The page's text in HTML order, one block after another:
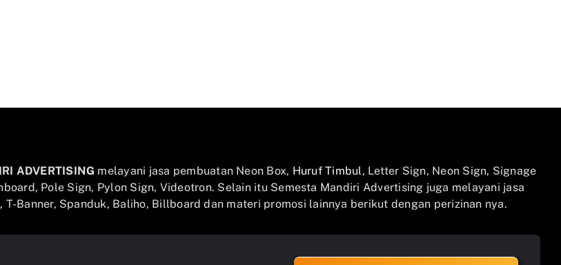
ADVERTISING melayani jasa pembuatan Neon Box, Huruf Timbul, Letter Sign, Neon Sign, Signage
Pole Sign, Pylon Sign, Videotron. Selain itu Semesta Mandiri Advertising juga melayani jasa
T-Banner, Spanduk, Baliho, Billboard dan materi promosi lainnya berikut dengan perizinan nya.